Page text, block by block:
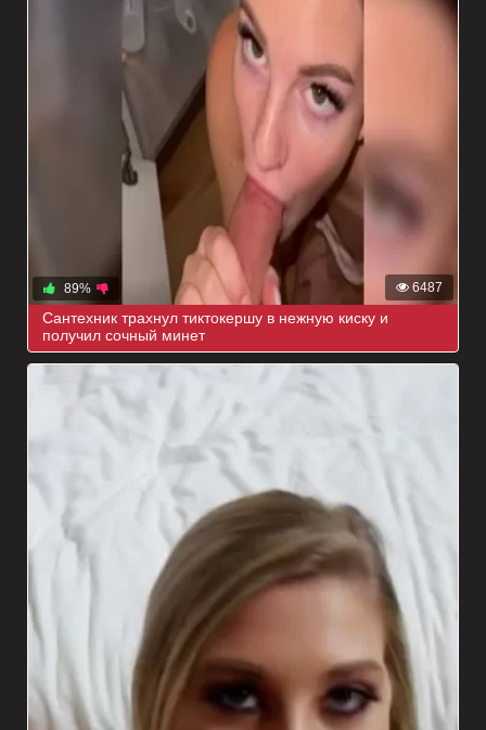
6487
89%
Сантехник трахнул тиктокершу в нежную киску и
получил сочный минет